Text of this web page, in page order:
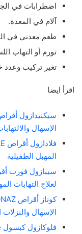
اضطرابات في
آلام في المعدة.
طعم معدني في
تورم أو التهاب
تغير تركيب وعدد
اقرأ ايضا
الإسهال
المهبل الطفيلية
لعلاج التهابات
الإسهال والنزلات